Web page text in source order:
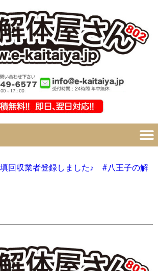
回収業者登録しました♪ #八王子の解